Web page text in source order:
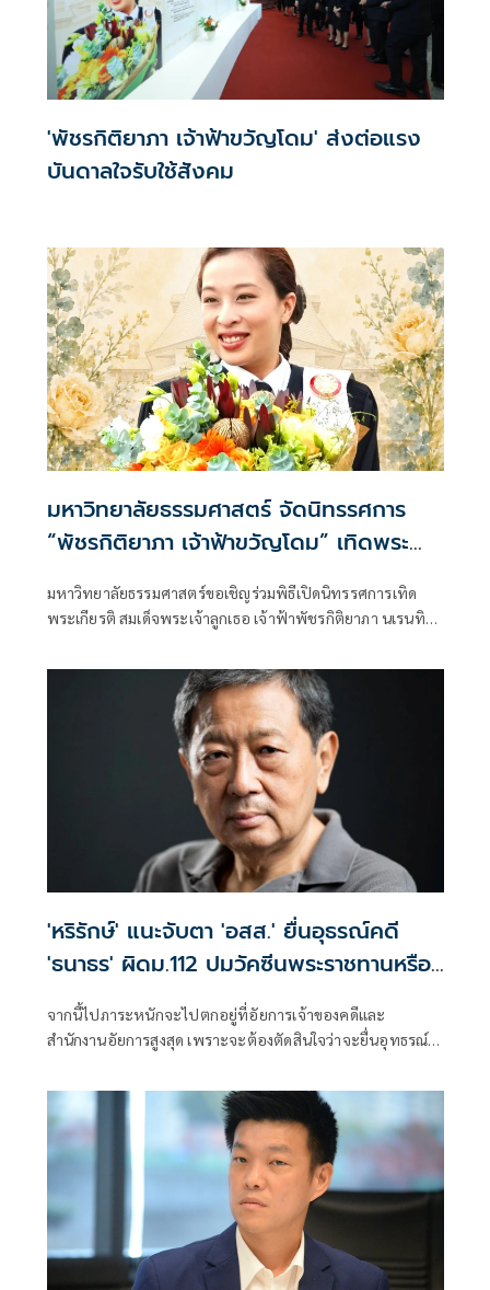
'พัชรกิติยาภา เจ้าฟ้าขวัญโดม' ส่งต่อแรง
บันดาลใจรับใช้สังคม
มหาวิทยาลัยธรรมศาสตร์ จัดนิทรรศการ
“พัชรกิติยาภา เจ้าฟ้าขวัญโดม” เทิดพระ
มหาวิทยาลัยธรรมศาสตร์ขอเชิญร่วมพิธีเปิดนิทรรศการเทิด
พระเกียรติ สมเด็จพระเจ้าลูกเธอ เจ้าฟ้าพัชรกิติยาภา นเรนทิรา
ยาภา เจ้าฟ้าขวัญโดม The Eternal Inspiration” ในวันจันทร์ที่
20 กรกฏาคม พ.ศ. 2569 ตั้งแต่เวลา 8.30 น. เป็นต้นไป โดยมี
ศาสตราจารย์ ดร.สุรพล นิติไกรพจน์
'หริรักษ์' แนะจับตา 'อสส.' ยื่นอุธรณ์คดี
'ธนาธร' ผิดม.112 ปมวัคซีนพระราชทานหรือ
ไม่ หลังศาลอาญายกฟ้อง
จากนี้ไปภาระหนักจะไปตกอยู่ที่อัยการเจ้าของคดีและ
สำนักงานอัยการสูงสุด เพราะจะต้องตัดสินใจว่าจะยื่นอุทธรณ์
คงไม่ได้